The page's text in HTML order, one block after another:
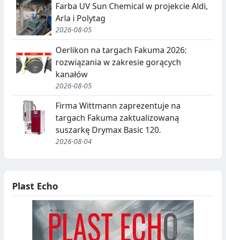
Farba UV Sun Chemical w projekcie Aldi,
Arla i Polytag
2026-08-05
Oerlikon na targach Fakuma 2026:
rozwiązania w zakresie gorących
kanałów
2026-08-05
Firma Wittmann zaprezentuje na
targach Fakuma zaktualizowaną
suszarkę Drymax Basic 120.
2026-08-04
Plast Echo